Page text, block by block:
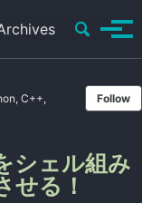
Toggle
C++,
Follow
シェル組み
せる！